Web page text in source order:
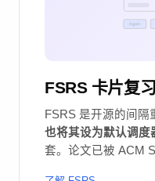
FSRS 卡片复
FSRS 是开源的间隔
也将其设为默认调度
套。论文已被 ACM